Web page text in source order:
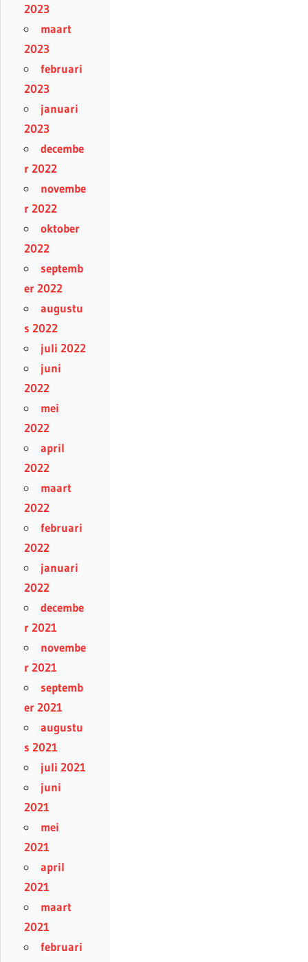
2023
maart
2023
februari
2023
januari
2023
decembe
r 2022
novembe
r 2022
oktober
2022
septemb
er 2022
augustu
s 2022
juli 2022
juni
2022
mei
2022
april
2022
maart
2022
februari
2022
januari
2022
decembe
r 2021
novembe
r 2021
septemb
er 2021
augustu
s 2021
juli 2021
juni
2021
mei
2021
april
2021
maart
2021
februari